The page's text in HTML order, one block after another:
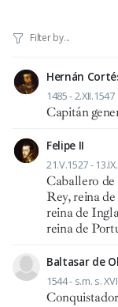
Hernán
1485 - 2.XII.1547
Capitán
Felipe II
21.V.1527 -
Caballero
Rey, reina
reina de
reina de
Baltasar de
1544 - s.m. s. XVI